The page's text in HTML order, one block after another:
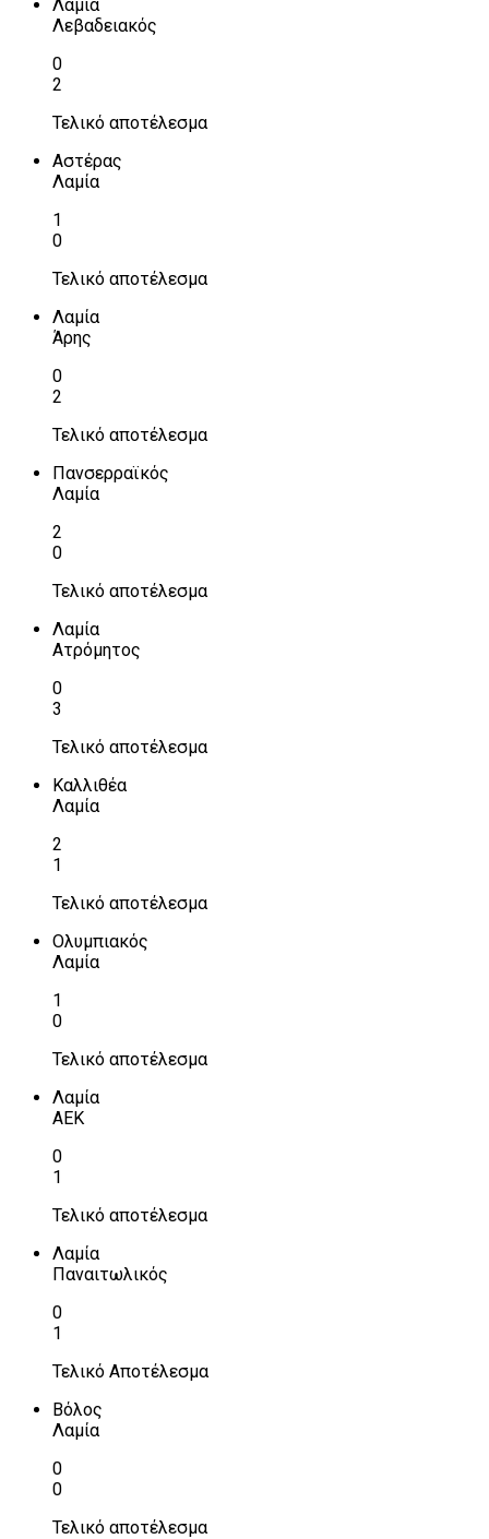
Λαμία
Λεβαδειακός
0
2
Τελικό αποτέλεσμα
Αστέρας
Λαμία
1
0
Τελικό αποτέλεσμα
Λαμία
Άρης
0
2
Τελικό αποτέλεσμα
Πανσερραϊκός
Λαμία
2
0
Τελικό αποτέλεσμα
Λαμία
Ατρόμητος
0
3
Τελικό αποτέλεσμα
Καλλιθέα
Λαμία
2
1
Τελικό αποτέλεσμα
Ολυμπιακός
Λαμία
1
0
Τελικό αποτέλεσμα
Λαμία
ΑΕΚ
0
1
Τελικό αποτέλεσμα
Λαμία
Παναιτωλικός
0
1
Τελικό Αποτέλεσμα
Βόλος
Λαμία
0
0
Τελικό αποτέλεσμα